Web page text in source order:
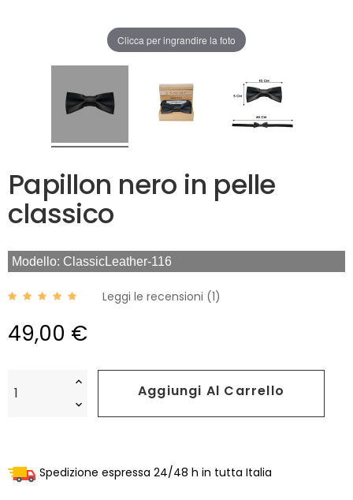
Clicca per ingrandire la foto
Papillon nero in pelle
classico
Modello: ClassicLeather-116
Leggi le recensioni (1)
49,00 €
Aggiungi Al Carrello
Spedizione espressa 24/48 h in tutta Italia